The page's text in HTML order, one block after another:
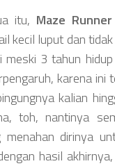
itu, Maze Runner
kecil luput dan
meski 3 tahun
karena
kalian
toh, nantinya
menahan dirinya
hasil